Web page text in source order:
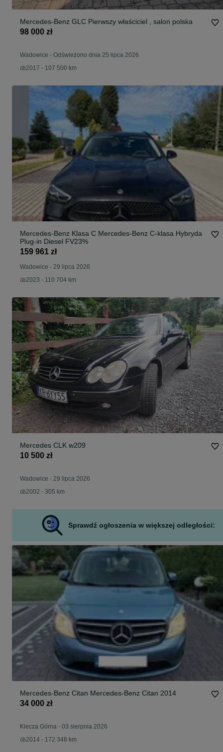
Mercedes-Benz GLC Pierwszy właściciel , salon polska
98 000 zł
Wadowice - Odświeżono dnia 25 lipca 2026
2017 - 107 500 km
Mercedes-Benz Klasa C Mercedes-Benz C-klasa Hybryda
Plug-in Diesel FV23%
159 961 zł
Wadowice - 29 lipca 2026
2023 - 110 704 km
Mercedes CLK w209
10 500 zł
Wadowice - 29 lipca 2026
2002 - 305 km
Sprawdź ogłoszenia w większej odległości:
Mercedes-Benz Citan Mercedes-Benz Citan 2014
34 000 zł
Klecza Górna - 03 sierpnia 2026
2014 - 172 348 km